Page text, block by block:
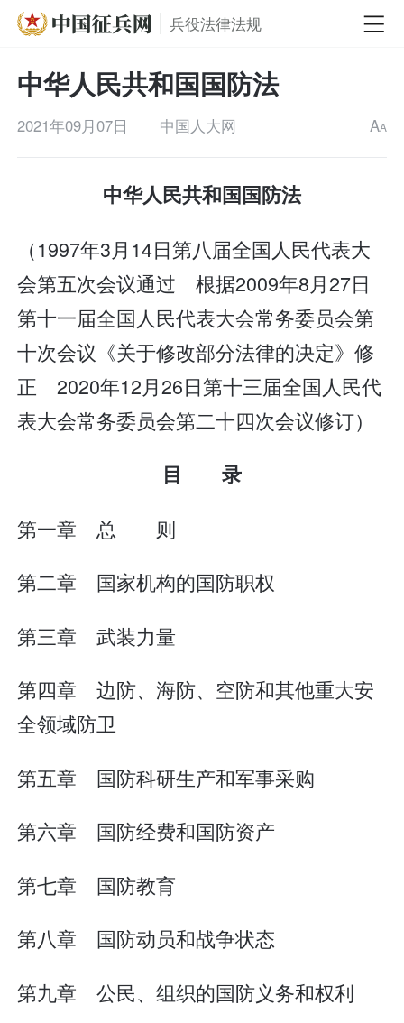
兵役法律法规
中华人民共和国国防法
2021年09月07日 中国人大网 AA
中华人民共和国国防法
（1997年3月14日第八届全国人民代表大
会第五次会议通过 根据2009年8月27日
第十一届全国人民代表大会常务委员会第
十次会议《关于修改部分法律的决定》修
正 2020年12月26日第十三届全国人民代
表大会常务委员会第二十四次会议修订）
目 录
第一章 总 则
第二章 国家机构的国防职权
第三章 武装力量
第四章 边防、海防、空防和其他重大安
全领域防卫
第五章 国防科研生产和军事采购
第六章 国防经费和国防资产
第七章 国防教育
第八章 国防动员和战争状态
第九章 公民、组织的国防义务和权利